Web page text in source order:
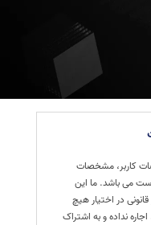
کاربر، مشخصات
می باشد. ما این
قانونی در اختیار هیچ
نداده و به اشتراک